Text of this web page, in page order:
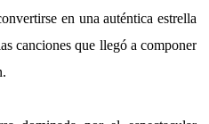
en una auténtica estrella
canciones que llegó a componer